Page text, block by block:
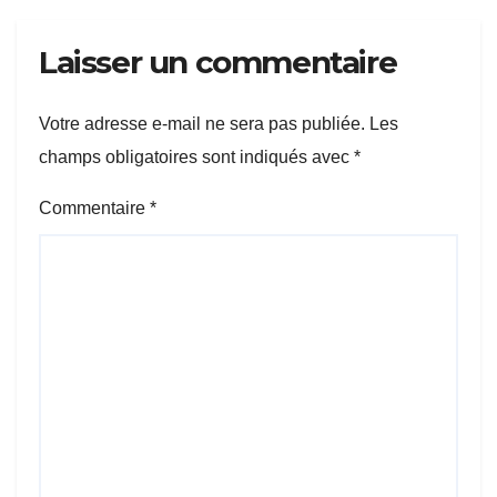
Laisser un commentaire
Votre adresse e-mail ne sera pas publiée. Les
champs obligatoires sont indiqués avec *
Commentaire *